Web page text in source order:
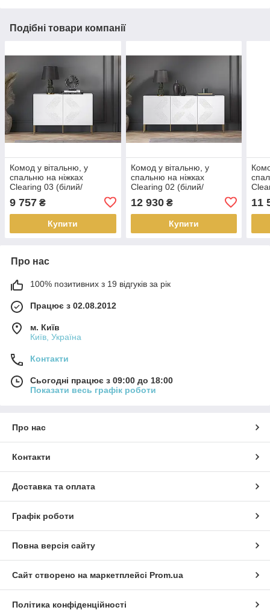
Подібні товари компанії
Комод у вітальню, у
спальню на ніжках
Clearing 03 (білий/
9 757 ₴
Купити
Комод у вітальню, у
спальню на ніжках
Clearing 02 (білий/
12 930₴
Купити
11
Про нас
100% позитивних з 19 відгуків за рік
Працює з 02.08.2012
м. Київ
Київ, Україна
Контакти
Сьогодні працює з 09:00 до 18:00
Показати весь графік роботи
Про нас
Контакти
Доставка та оплата
Графік роботи
Повна версія сайту
Сайт створено на маркетплейсі Prom.ua
Політика конфіденційності